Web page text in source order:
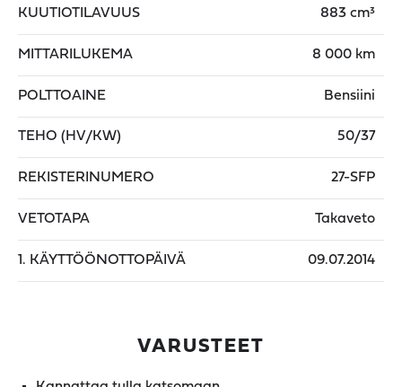
KUUTIOTILAVUUS 883 cm³
MITTARILUKEMA 8 000 km
POLTTOAINE Bensiini
TEHO (HV/KW) 50/37
REKISTERINUMERO 27-SFP
VETOTAPA Takaveto
1. KÄYTTÖÖNOTTOPÄIVÄ 09.07.2014
VARUSTEET